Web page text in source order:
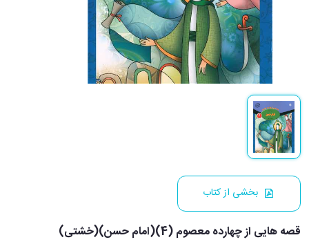
بخشی از کتاب
قصه هایی از چهارده معصوم (4)(امام حسن)(خشتی)